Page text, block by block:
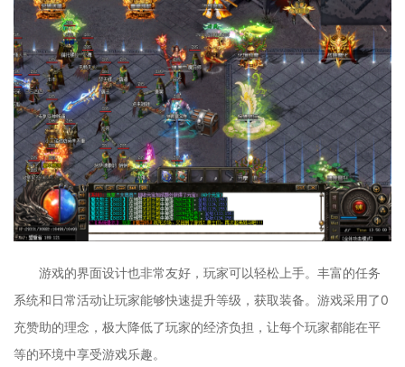
游戏的界面设计也非常友好，玩家可以轻松上手。丰富的任务
系统和日常活动让玩家能够快速提升等级，获取装备。游戏采用了0
充赞助的理念，极大降低了玩家的经济负担，让每个玩家都能在平
等的环境中享受游戏乐趣。